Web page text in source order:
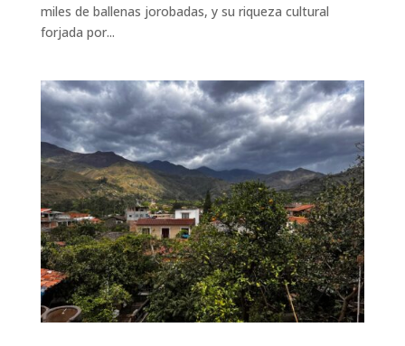
miles de ballenas jorobadas, y su riqueza cultural
forjada por...